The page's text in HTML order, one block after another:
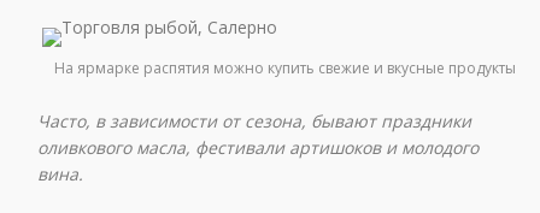
На ярмарке распятия можно купить свежие и вкусные продукты
Часто, в зависимости от сезона, бывают праздники
оливкового масла, фестивали артишоков и молодого
вина.